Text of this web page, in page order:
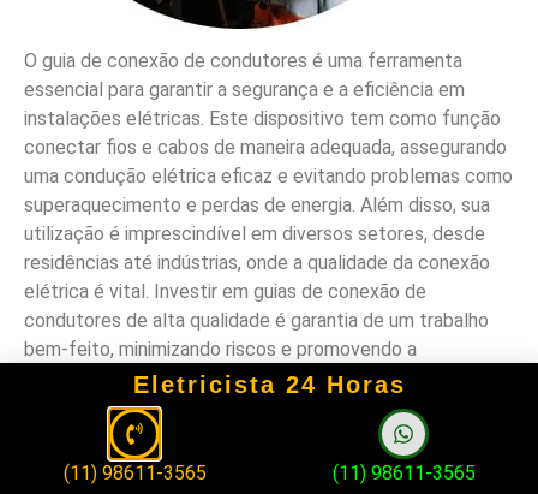
O guia de conexão de condutores é uma ferramenta
essencial para garantir a segurança e a eficiência em
instalações elétricas. Este dispositivo tem como função
conectar fios e cabos de maneira adequada, assegurando
uma condução elétrica eficaz e evitando problemas como
superaquecimento e perdas de energia. Além disso, sua
utilização é imprescindível em diversos setores, desde
residências até indústrias, onde a qualidade da conexão
elétrica é vital. Investir em guias de conexão de
condutores de alta qualidade é garantia de um trabalho
bem-feito, minimizando riscos e promovendo a
durabilidade das instalações.
Eletricista 24 Horas
(11) 98611-3565 (11) 98611-3565